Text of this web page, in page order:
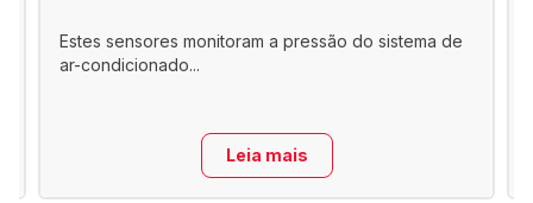
Estes sensores monitoram a pressão do sistema de
ar-condicionado...
Leia mais